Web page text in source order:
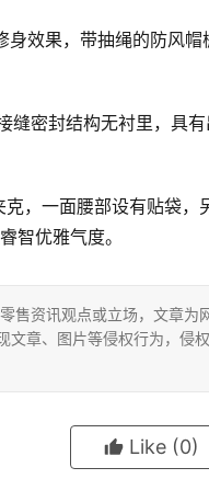
效果，带抽绳的防风
缝密封结构无衬里，具
，一面腰部设有贴袋
智优雅气度。
售资讯观点或立场，文章
文章、图片等侵权行为，侵
Like (0)